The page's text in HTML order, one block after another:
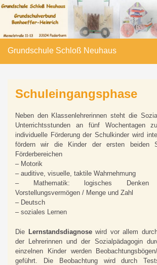
Grundschule Schloß Neuhaus
Schuleingangsphase
Neben den Klassenlehrerinnen steht die
Unterrichtsstunden an fünf Wochentagen
individuelle Förderung der Schulkinder wird
fördern wir die Kinder der ersten beiden
Förderbereichen
– Motorik
– auditive, visuelle, taktile Wahrnehmung
– Mathematik: logisches
Vorstellungsvermögen / Menge und Zahl
– Deutsch
– soziales Lernen
Die Lernstandsdiagnosewird vor allem
der Lehrerinnen und der Sozialpädagogin
einzelnen Kinder werden
geführt. Die Beobachtung wird durch